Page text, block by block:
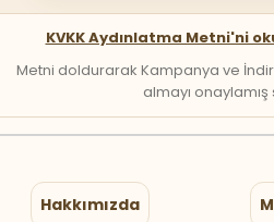
KVKK Aydınlatma Metni'ni
Metni doldurarak Kampanya ve
almayı onaylamış
Hakkımızda